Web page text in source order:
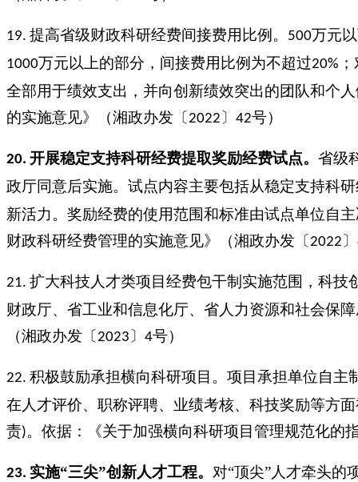
19. 提高省级财政科研经费间接费用比例。 500万元
1000万元以上的部分，间接费用比例为不超过20%
全部用于绩效支出，并向创新绩效突出的团队和个
的实施意见》（湘政办发〔2022〕 42号）
20. 开展稳定支持科研经费提取奖励经费试点。 省级
政厅同意后实施。试点内容主要包括从稳定支持科
新活力。奖励经费的使用范围和标准由试点单位自
财政科研经费管理的实施意见》（湘政办发〔2022〕
21. 扩大科技人才类项目经费包干制实施范围，科技
财政厅、省工业和信息化厅、省人力资源和社会保
（湘政办发〔2023〕 4号）
22. 积极鼓励承担横向科研项目。项目承担单位自
在人才评价、职称评聘、业绩考核、科技奖励等方
责)。依据：《关于加强横向科研项目管理规范化的
23. 实施“三尖”创新人才工程。 对“顶尖”人才牵头的